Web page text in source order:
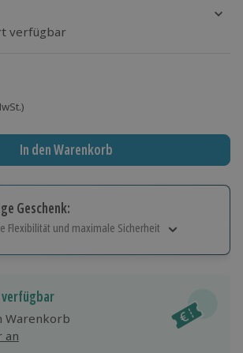
verfügbar
In den Warenkorb
Geschenk:
Flexibilität und maximale Sicherheit
alle Erlebnisse einlösbar.
verfügbar
Warenkorb
an